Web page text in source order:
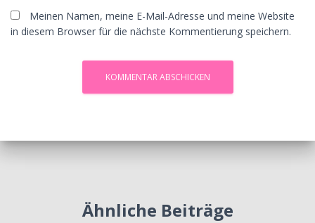
Meinen Namen, meine E-Mail-Adresse und meine Website
in diesem Browser für die nächste Kommentierung speichern.
Ähnliche Beiträge